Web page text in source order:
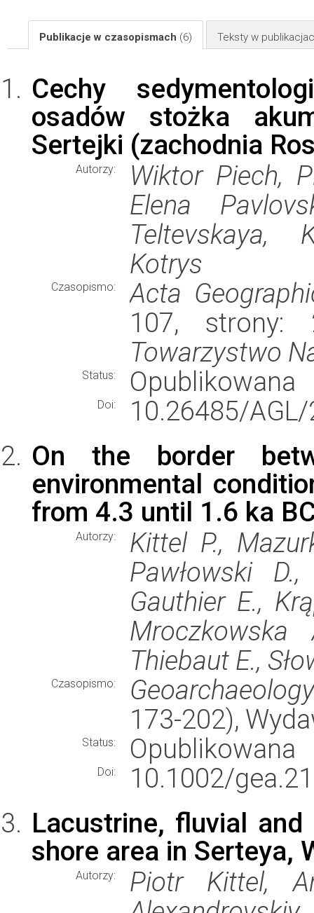
Publikacje w czasopismach (6) Teksty w
Cechy
osadów stożka
Sertejki (zachodnia
Autorzy:
Wiktor Piech,
Elena
Teltevskaya,
Kotrys
Czasopismo:
Acta
107, strony:
Towarzystwo
Status: Opublikowana
Doi:
10.26485/
On the border
environmental
from 4.3 until 1.6 ka
Autorzy:
Kittel P.,
Pawłowski
Gauthier E.,
Thiebaut E.,
Czasopismo:
Geoarchaeology
173-202),
Status: Opublikowana
Doi:
10.1002/
Lacustrine, fluvial
shore area in Serteya,
Autorzy:
Piotr Kittel,